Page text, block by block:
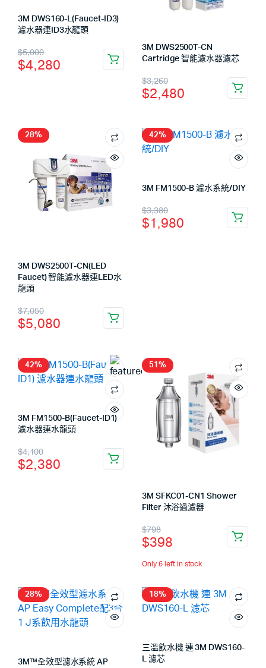
3M DWS160-L(Faucet-ID3)
濾水器連ID3水龍頭
$5,000
$4,280
3M DWS2500T-CN
Cartridge 智能濾水器濾芯
$3,260
$2,480
28%
3M DWS2500T-CN(LED
Faucet) 智能濾水器連LED水
龍頭
$7,050
$5,080
42%
3M FM1500-B 濾水系統/DIY
$3,380
$1,980
42%
3M FM1500-B(Faucet-ID1)
濾水器連水龍頭
$4,100
$2,380
51%
3M SFKC01-CN1 Shower
Filter 沐浴過濾器
$798
$398
Only 6 left in stock
28%
3M™️全效型濾水系統 AP
18%
三溫飲水機 連 3M DWS160-
L 濾芯